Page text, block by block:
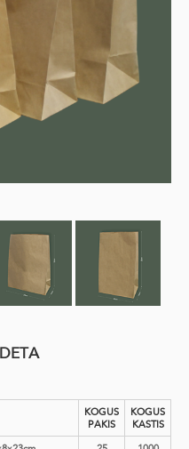
KOGUS
PAKIS
KOGUS
KASTIS